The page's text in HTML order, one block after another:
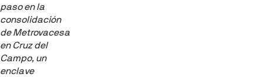
Esta página web usa cookies
Las cookies de este sitio web se usan para personalizar
el contenido y los anuncios, ofrecer funciones de redes
paso en la
consolidación
de Metrovacesa
en Cruz del
Campo, un
enclave